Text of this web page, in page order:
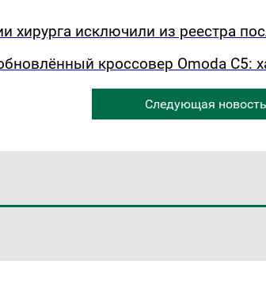
хирурга исключили из реестра
кроссовер Omoda C5:
Следующая